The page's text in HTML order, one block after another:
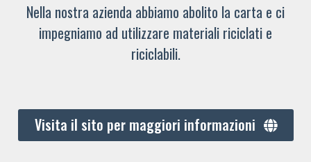
Nella nostra azienda abbiamo abolito la carta e ci
impegniamo ad utilizzare materiali riciclati e
riciclabili.
Visita il sito per maggiori informazioni